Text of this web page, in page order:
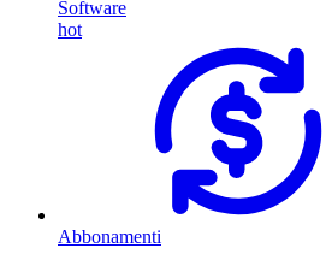
Software
hot
Abbonamenti